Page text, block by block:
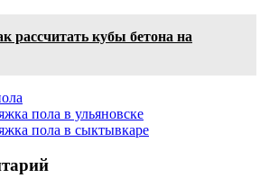
рассчитать кубы бетона на
пола в ульяновске
пола в сыктывкаре